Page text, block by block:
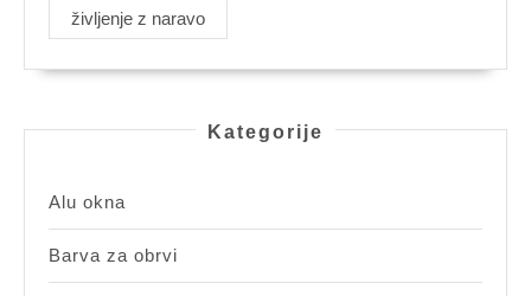
življenje z naravo
Kategorije
Alu okna
Barva za obrvi